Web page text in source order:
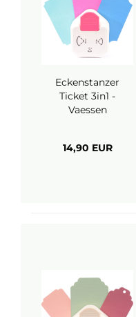
Eckenstanzer
Ticket 3in1 -
Vaessen
14,90 EUR